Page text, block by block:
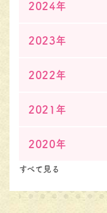
2024年
2023年
2022年
2021年
2020年
すべて見る